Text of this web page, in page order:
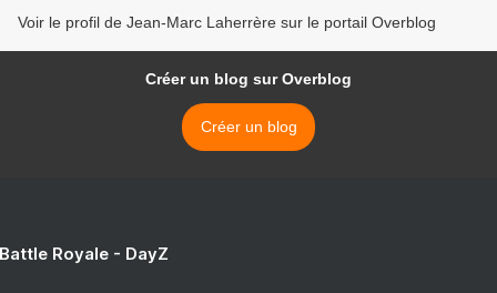
Voir le profil de Jean-Marc Laherrère sur le portail Overblog
Créer un blog sur Overblog
Créer un blog
Royale - DayZ